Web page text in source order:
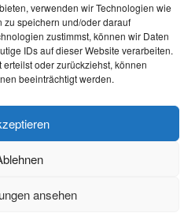
verwenden wir Technologien wie
zu speichern und/oder darauf
zustimmst, können wir Daten
IDs auf dieser Website verarbeiten.
oder zurückziehst, können
beeinträchtigt werden.
ansehen
AGB